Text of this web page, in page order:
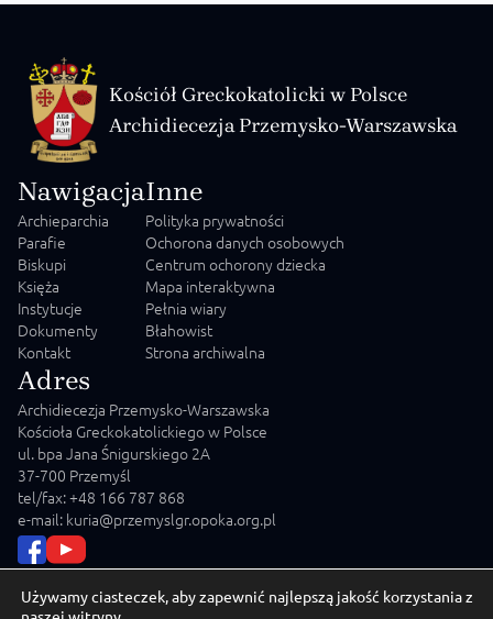
Kościół Greckokatolicki w Polsce
Archidiecezja Przemysko-Warszawska
Nawigacja
Archieparchia
Parafie
Biskupi
Księża
Instytucje
Dokumenty
Kontakt
Inne
Polityka prywatności
Ochorona danych osobowych
Centrum ochorony dziecka
Mapa interaktywna
Pełnia wiary
Błahowist
Strona archiwalna
Adres
Archidiecezja Przemysko-Warszawska
Kościoła Greckokatolickiego w Polsce
ul. bpa Jana Śnigurskiego 2A
37-700 Przemyśl
tel/fax: +48 166 787 868
e-mail: kuria@przemyslgr.opoka.org.pl
Używamy ciasteczek, aby zapewnić najlepszą jakość korzystania z